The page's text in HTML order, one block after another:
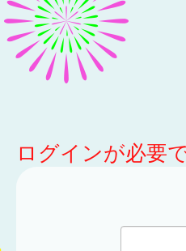
ログインが必要